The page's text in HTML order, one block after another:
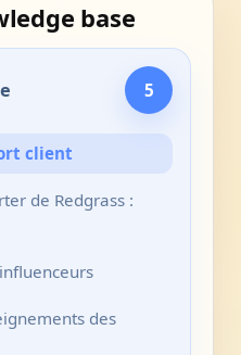
base
5
client
de Redgrass :
des